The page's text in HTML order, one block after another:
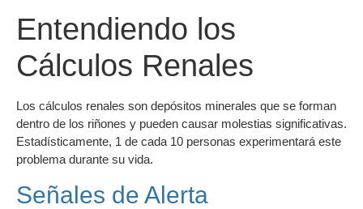
Entendiendo los
Cálculos Renales
Los cálculos renales son depósitos minerales que se forman
dentro de los riñones y pueden causar molestias significativas.
Estadísticamente, 1 de cada 10 personas experimentará este
problema durante su vida.
Señales de Alerta